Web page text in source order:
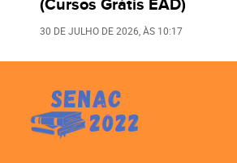
(Cursos Grátis EAD)
30 DE JULHO DE 2026 , ÀS 10:17